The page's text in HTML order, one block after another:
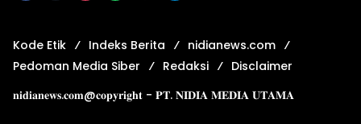
Kode Etik Indeks Berita
nidianews.com
Pedoman Media Siber
Redaksi
Disclaimer
𝐧𝐢𝐝𝐢𝐚𝐧𝐞𝐰𝐬.𝐜𝐨𝐦@𝐜𝐨𝐩𝐲𝐫𝐢𝐠𝐡𝐭 - 𝐏𝐓. 𝐍𝐈𝐃𝐈𝐀 𝐌𝐄𝐃𝐈𝐀 𝐔𝐓𝐀𝐌𝐀